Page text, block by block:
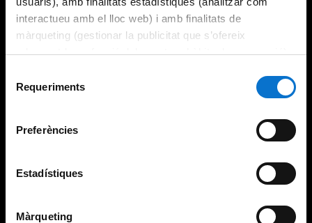
interactueu amb el lloc web) i amb finalitats de
màrqueting (gestionar la publicitat que s’ofereix
adequant-la en funció dels vostres hàbits de navegació).
consultar laPolítica de galetes del lloc web de la
Requeriments
Preferències
Estadístiques
Màrqueting